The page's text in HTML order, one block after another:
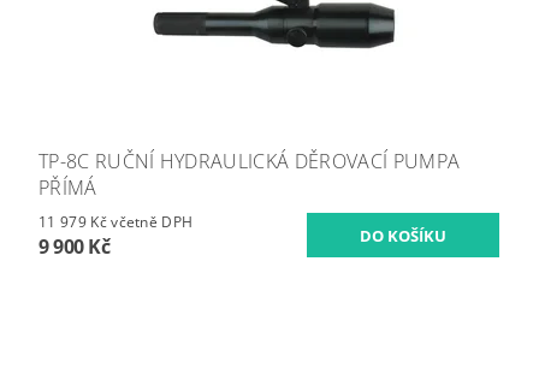
TP-8C RUČNÍ HYDRAULICKÁ DĚROVACÍ PUMPA
PŘÍMÁ
11 979 Kč včetně DPH
9 900 Kč